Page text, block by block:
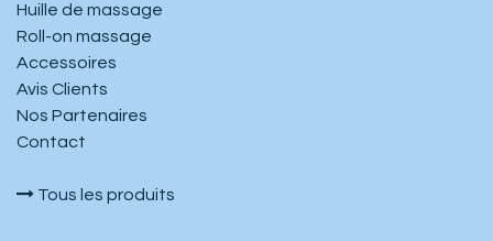
Huille de massage
Roll-on massage
Accessoires
Avis Clients
Nos Partenaires
Contact
Tous les produits